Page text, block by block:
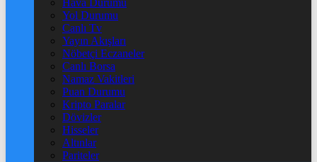
Hava Durumu
Yol Durumu
Canlı Tv
Yayın Akışları
Nöbetçi Eczaneler
Canlı Borsa
Namaz Vakitleri
Puan Durumu
Kripto Paralar
Dövizler
Hisseler
Altınlar
Pariteler